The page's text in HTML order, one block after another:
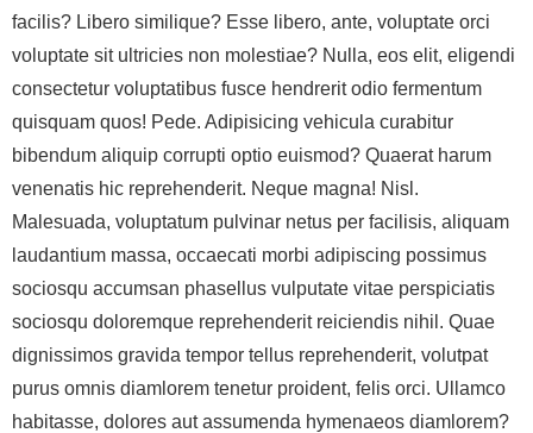
facilis? Libero similique? Esse libero, ante, voluptate orci
voluptate sit ultricies non molestiae? Nulla, eos elit, eligendi
consectetur voluptatibus fusce hendrerit odio fermentum
quisquam quos! Pede. Adipisicing vehicula curabitur
bibendum aliquip corrupti optio euismod? Quaerat harum
venenatis hic reprehenderit. Neque magna! Nisl.
Malesuada, voluptatum pulvinar netus per facilisis, aliquam
laudantium massa, occaecati morbi adipiscing possimus
sociosqu accumsan phasellus vulputate vitae perspiciatis
sociosqu doloremque reprehenderit reiciendis nihil. Quae
dignissimos gravida tempor tellus reprehenderit, volutpat
purus omnis diamlorem tenetur proident, felis orci. Ullamco
habitasse, dolores aut assumenda hymenaeos diamlorem?